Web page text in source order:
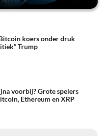
koers onder druk
Trump
voorbij? Grote spelers
Ethereum en XRP